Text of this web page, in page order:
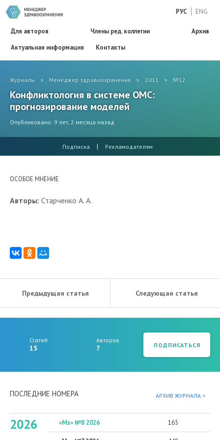
РУС ENG
Для авторов Члены ред. коллегии
Архив
Актуальная информация
Контакты
Журналы > Менеджер здравоохранения > 2011 > №12
Конфликтология в системе ОМС:
прогнозирование моделей
Опубликовано: 9 лет, 2 месяца назад
Подписка | Рекламодателям
ОСОБОЕ МНЕНИЕ
Авторы: Старченко А. А.
Предыдущая статья Следующая статья
Статей
15
Авторов
7 ПОДПИСАТЬСЯ
ПОСЛЕДНИЕ НОМЕРА АРХИВ ЖУРНАЛА >
2026 «Мз» №8 2026 165